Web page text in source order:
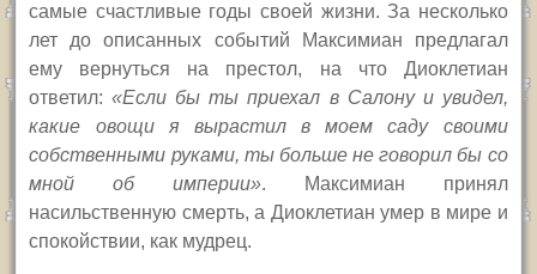
самые счастливые годы своей жизни. За несколько
лет до описанных событий Максимиан предлагал
ему вернуться на престол, на что Диоклетиан
ответил:«Если бы ты приехал в Салону и увидел,
какие овощи я вырастил в моем саду своими
собственными руками, ты больше не говорил бы со
мной об империи». Максимиан принял
насильственную смерть, а Диоклетиан умер в мире и
спокойствии, как мудрец.